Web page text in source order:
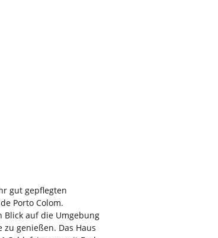
gut gepflegten
Porto Colom.
Blick auf die Umgebung
genießen. Das Haus